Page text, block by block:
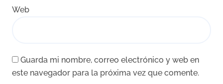
Web
Guarda mi nombre, correo electrónico y web en
este navegador para la próxima vez que comente.